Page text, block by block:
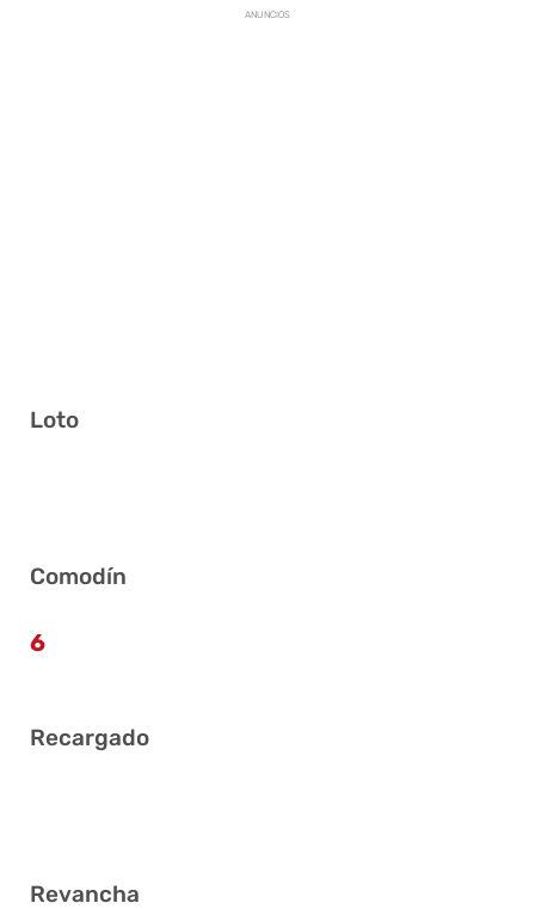
ANUNCIOS
Loto
Comodín
6
Recargado
Revancha